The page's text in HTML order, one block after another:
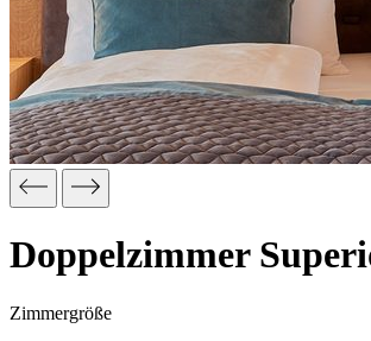
Doppelzimmer
Zimmergröße